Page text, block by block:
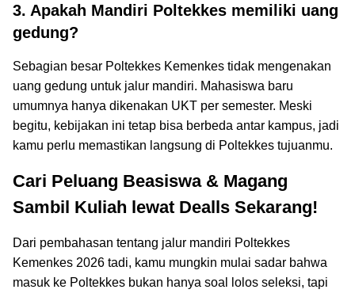
3. Apakah Mandiri Poltekkes memiliki uang
gedung?
Sebagian besar Poltekkes Kemenkes tidak mengenakan
uang gedung untuk jalur mandiri. Mahasiswa baru
umumnya hanya dikenakan UKT per semester. Meski
begitu, kebijakan ini tetap bisa berbeda antar kampus, jadi
kamu perlu memastikan langsung di Poltekkes tujuanmu.
Cari Peluang Beasiswa & Magang
Sambil Kuliah lewat Dealls Sekarang!
Dari pembahasan tentang jalur mandiri Poltekkes
Kemenkes 2026 tadi, kamu mungkin mulai sadar bahwa
masuk ke Poltekkes bukan hanya soal lolos seleksi, tapi